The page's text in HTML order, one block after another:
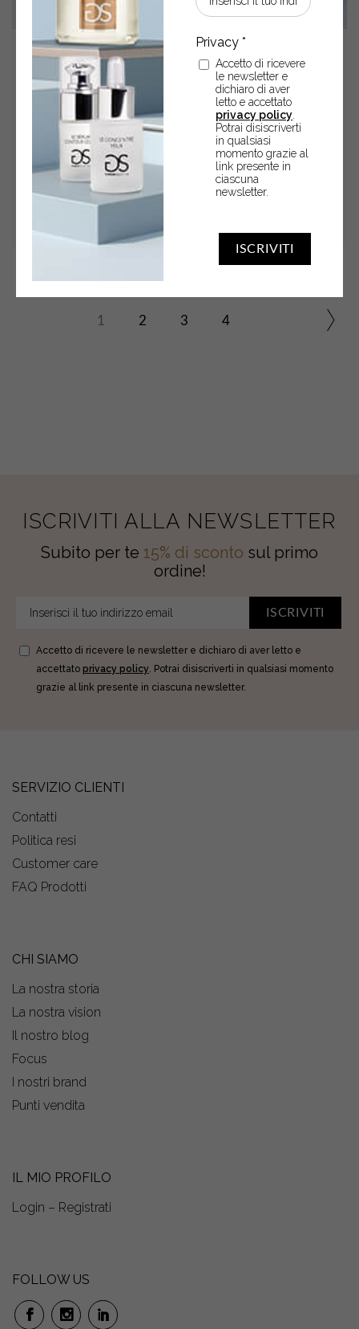
ISCRIVITI
Accetto di ricevere
le newsletter e
dichiaro di aver
letto e accettato
privacy policy
Potrai disiscriverti
in qualsiasi
momento grazie al
link presente in
ciascuna
newsletter.
30 Giu 2026
PELLE DISIDRATATA O PELLE
ALIPICA? COME
RICONOSCERE LE ESIGENZE
DEL VISO
1 2 3 4
ISCRIVITI ALLA NEWSLETTER
Subito per te 15% di sconto sul primo
ordine!
ISCRIVITI
Accetto di ricevere le newsletter e dichiaro di aver letto e
accettato privacy policy. Potrai disiscriverti in qualsiasi momento
grazie al link presente in ciascuna newsletter.
SERVIZIO CLIENTI
Contatti
Politica resi
Customer care
FAQ Prodotti
CHI SIAMO
La nostra storia
La nostra vision
Il nostro blog
Focus
I nostri brand
Punti vendita
IL MIO PROFILO
Login – Registrati
FOLLOW US